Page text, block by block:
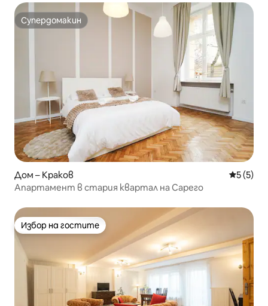
Супердомакин
Супердомакин
Дом – Краков Средна
5 (5)
Апартамент в стария квартал на Сарего
Избор на гостите
Избор на гостите